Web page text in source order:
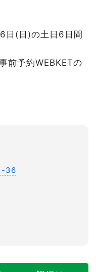
日(日)の土日6日間
前予約WEBKETの
36